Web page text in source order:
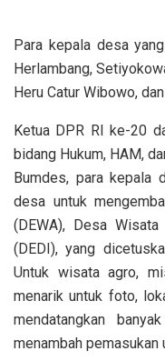
Para kepala desa
Herlambang,
Heru Catur Wibowo,
Ketua DPR RI ke-20
bidang Hukum, HAM,
Bumdes, para kepala
desa untuk
(DEWA), Desa
(DEDI), yang
Untuk wisata agro,
menarik untuk foto,
mendatangkan
menambah pemasukan